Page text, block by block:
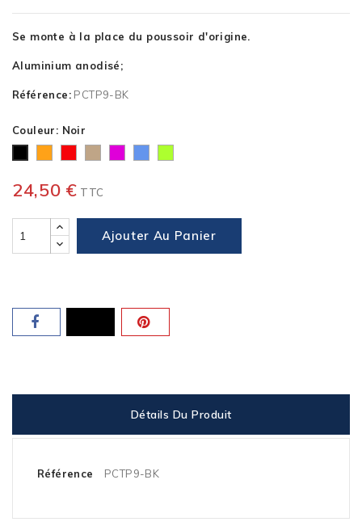
Se monte à la place du poussoir d'origine.
Aluminium anodisé;
Référence: PCTP9-BK
Couleur: Noir
24,50 € TTC
Ajouter Au Panier
Détails Du Produit
Référence PCTP9-BK